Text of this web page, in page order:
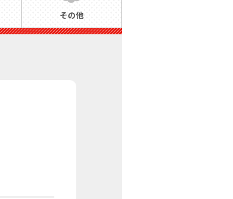
その他